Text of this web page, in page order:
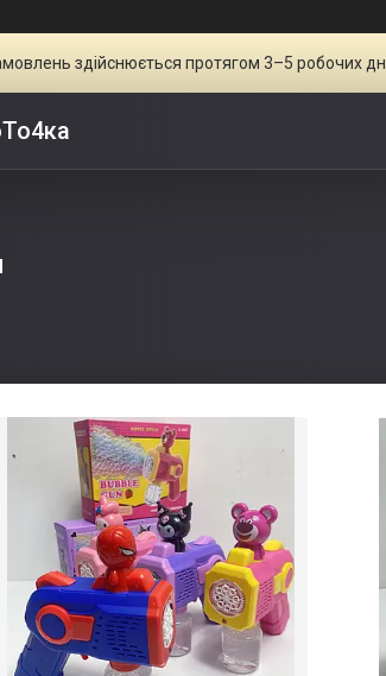
здійснюється протягом 3–5 робочих